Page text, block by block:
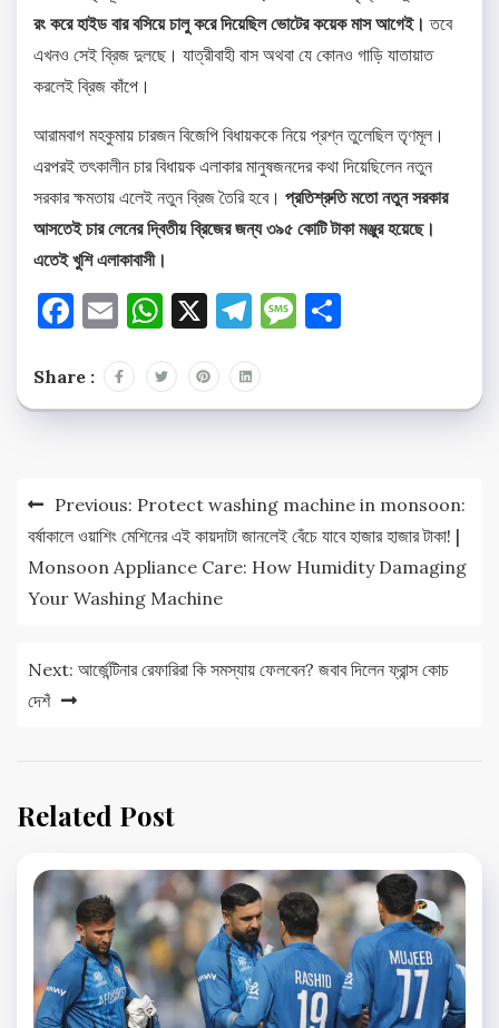
রং করে হাইড বার বসিয়ে চালু করে দিয়েছিল ভোটের কয়েক মাস আগেই। তবে
এখনও সেই ব্রিজ দুলছে। যাত্রীবাহী বাস অথবা যে কোনও গাড়ি যাতায়াত
করলেই ব্রিজ কাঁপে।
আরামবাগ মহকুমায় চারজন বিজেপি বিধায়ককে নিয়ে প্রশ্ন তুলেছিল তৃণমূল।
এরপরই তৎকালীন চার বিধায়ক এলাকার মানুষজনদের কথা দিয়েছিলেন নতুন
সরকার ক্ষমতায় এলেই নতুন ব্রিজ তৈরি হবে। প্রতিশ্রুতি মতো নতুন সরকার
আসতেই চার লেনের দ্বিতীয় ব্রিজের জন্য ৩৯৫ কোটি টাকা মঞ্জুর হয়েছে।
এতেই খুশি এলাকাবাসী।
Facebook
EmailWhatsApp
X Telegram
Message
Share :
Post
navigation
Previous: Protect washing machine in monsoon:
বর্ষাকালে ওয়াশিং মেশিনের এই কায়দাটা জানলেই বেঁচে যাবে হাজার হাজার টাকা! |
Monsoon Appliance Care: How Humidity Damaging
Your Washing Machine
Next: আর্জেন্টিনার রেফারিরা কি সমস্যায় ফেলবেন? জবাব দিলেন ফ্রান্স কোচ
দেশঁ
Related Post